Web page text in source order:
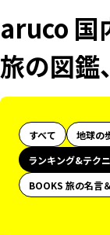
aruco 国
旅の図
すべて 地球の
ランキング&テク
BOOKS 旅の名言